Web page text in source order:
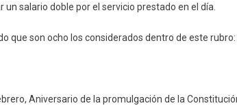
salario doble por el servicio prestado en el día.
que son ocho los considerados dentro de este rubro:
Aniversario de la promulgación de la